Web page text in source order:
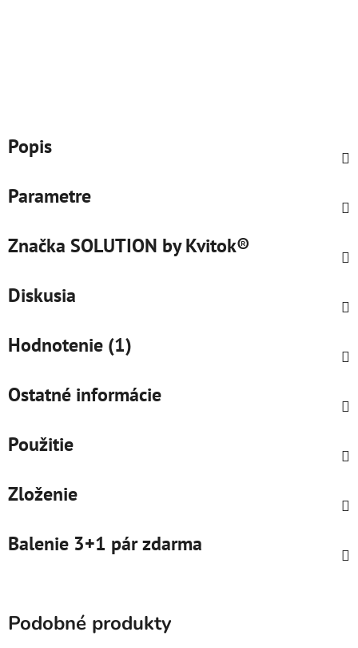
Popis
Parametre
Značka SOLUTION by Kvitok®
Diskusia
Hodnotenie (1)
Ostatné informácie
Použitie
Zloženie
Balenie 3+1 pár zdarma
Podobné produkty